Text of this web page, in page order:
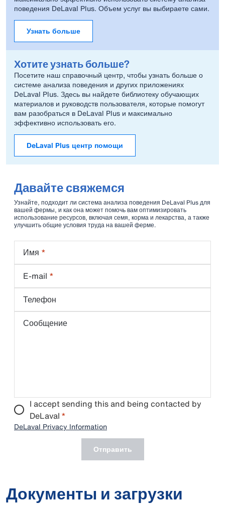
поведения DeLaval Plus. Объем услуг вы выбираете сами.
Узнать больше
Хотите узнать больше?
Посетите наш справочный центр, чтобы узнать больше о
системе анализа поведения и других приложениях
DeLaval Plus. Здесь вы найдете библиотеку обучающих
материалов и руководств пользователя, которые помогут
вам разобраться в DeLaval Plus и максимально
эффективно использовать его.
DeLaval Plus центр помощи
Давайте свяжемся
Узнайте, подходит ли система анализа поведения DeLaval Plus для
вашей фермы, и как она может помочь вам оптимизировать
использование ресурсов, включая семя, корма и лекарства, а также
улучшить общие условия труда на вашей ферме.
Имя
E-mail
Телефон
Сообщение
I accept sending this and being contacted by
DeLaval *
DeLaval Privacy Information
Отправить
Документы и загрузки